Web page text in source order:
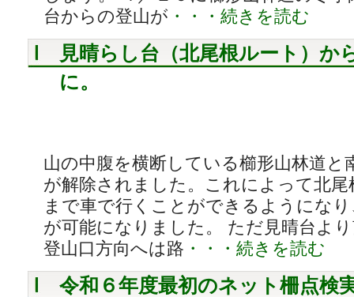
台からの登山が ・・・続きを読む
見晴らし台（北尾根ルート）か
に。
山の中腹を横断している櫛形山林道と
が解除されました。これによって北
まで車で行くことができるようにな
が可能になりました。 ただ見晴台よ
登山口方向へは路 ・・・続きを読む
令和６年度最初のネット柵点検